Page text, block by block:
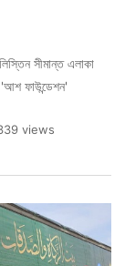
সীমান্ত এলাকা
'আশ ফাউন্ডেশন'
views